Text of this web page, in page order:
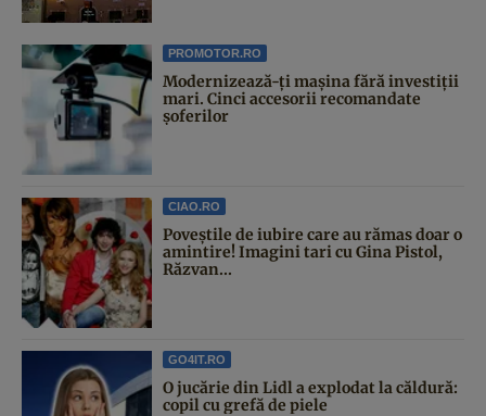
PROMOTOR.RO
Modernizează-ți mașina fără investiții
mari. Cinci accesorii recomandate
șoferilor
CIAO.RO
Poveştile de iubire care au rămas doar o
amintire! Imagini tari cu Gina Pistol,
Răzvan...
GO4IT.RO
O jucărie din Lidl a explodat la căldură:
copil cu grefă de piele